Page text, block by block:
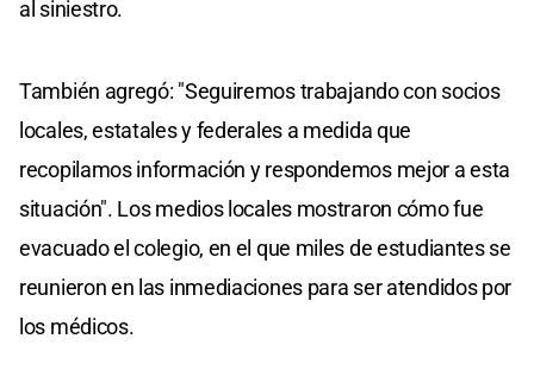
al siniestro.
También agregó: "Seguiremos trabajando con socios
locales, estatales y federales a medida que
recopilamos información y respondemos mejor a esta
situación". Los medios locales mostraron cómo fue
evacuado el colegio, en el que miles de estudiantes se
reunieron en las inmediaciones para ser atendidos por
los médicos.